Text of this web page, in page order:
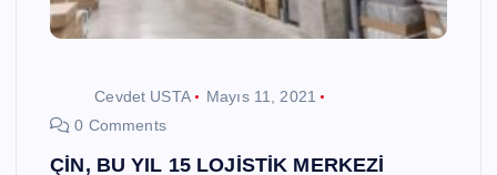
Cevdet USTA
Mayıs 11, 2021
0 Comments
ÇİN, BU YIL 15 LOJİSTİK MERKEZİ